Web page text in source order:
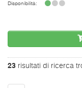
Disponibilità:
23 risultati di ricerca